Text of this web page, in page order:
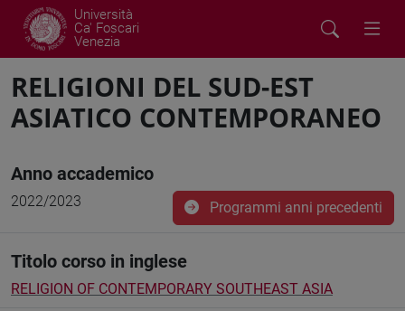
Università
Ca' Foscari
Venezia
RELIGIONI DEL SUD-EST
ASIATICO CONTEMPORANEO
Anno accademico
2022/2023 Programmi anni precedenti
Titolo corso in inglese
RELIGION OF CONTEMPORARY SOUTHEAST ASIA